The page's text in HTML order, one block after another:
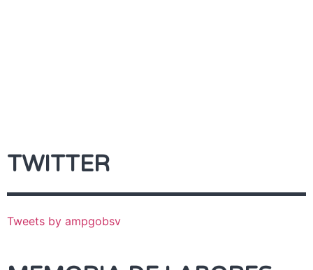
TWITTER
Tweets by ampgobsv